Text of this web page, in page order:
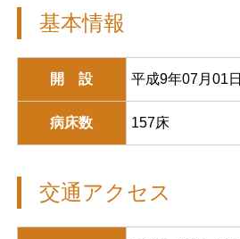
基本情報
開 設 平成9年07月01日
病床数 157床
交通アクセス